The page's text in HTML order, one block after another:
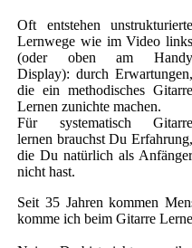
Oft entstehen unstrukturierte
Lernwege wie im Video links
(oder oben am Handy
Display): durch Erwartungen,
die ein methodisches Gitarre
Lernen zunichte machen.
Für systematisch Gitarre
lernen brauchst Du Erfahrung,
die Du natürlich als Anfänger
nicht hast.
Seit 35 Jahren kommen
komme ich beim Gitarre